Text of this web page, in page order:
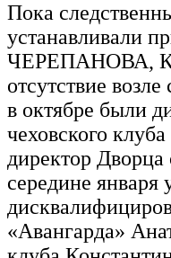
Пока
устанавливали
ЧЕРЕПАНОВА,
отсутствие
в октябре были
чеховского
директор
середине января
«Авангарда»